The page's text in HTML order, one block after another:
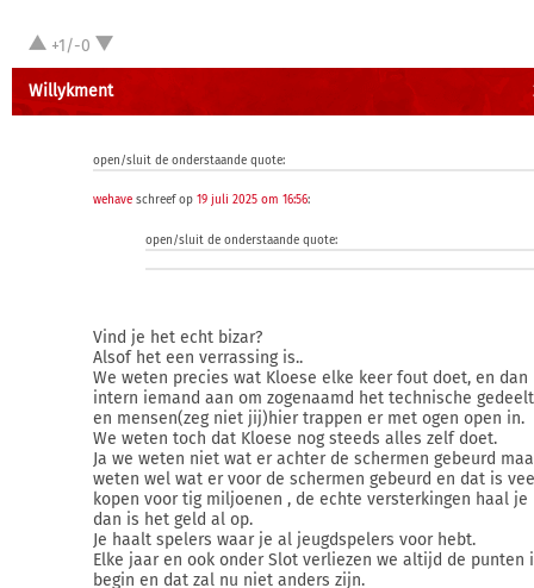
+1/-0
Willykment
open/sluit de onderstaande quote:
wehave schreef op19 juli 2025 om 16:56:
open/sluit de onderstaande quote:
Vind je het echt bizar?
Alsof het een verrassing is..
We weten precies wat Kloese elke keer fout doet, en
intern iemand aan om zogenaamd het technische
en mensen(zeg niet jij)hier trappen er met ogen open in.
We weten toch dat Kloese nog steeds alles zelf doet.
Ja we weten niet wat er achter de schermen gebeurd
weten wel wat er voor de schermen gebeurd en dat is
kopen voor tig miljoenen , de echte versterkingen haal
dan is het geld al op.
Je haalt spelers waar je al jeugdspelers voor hebt.
Elke jaar en ook onder Slot verliezen we altijd de punten
begin en dat zal nu niet anders zijn.